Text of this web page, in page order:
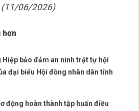
(11/06/2026)
hơn
Hiệp bảo đảm an ninh trật tự hội
đại biểu Hội đồng nhân dân tỉnh
động hoàn thành tập huấn điều